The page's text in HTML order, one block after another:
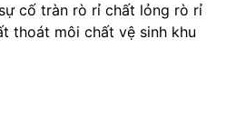
cố tràn rò rỉ chất lỏng rò rỉ
thoát môi chất vệ sinh khu